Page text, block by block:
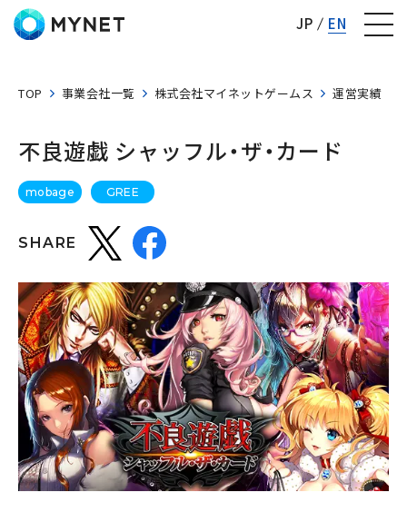
JP EN
TOP 事業会社一覧 株式会社マイネットゲームス 運営実績
不良遊戯 シャッフル・ザ・カード
mobage GREE
SHARE